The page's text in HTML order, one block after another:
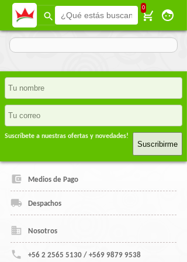
0
Suscríbete a nuestras ofertas y novedades!
Suscribirme
Medios de Pago
Despachos
Nosotros
+56 2 2565 5130 / +569 9879 9538